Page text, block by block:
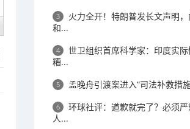
3
火力全开！特朗普发长文声明
和...
4
世卫组织首席科学家：印度实
糟...
5 孟晚舟引渡案进入“司法补救措
6
环球社评：道歉就完了？必须
人...